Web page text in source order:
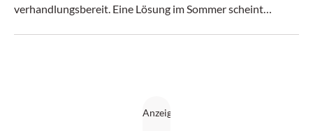
verhandlungsbereit. Eine Lösung im Sommer scheint